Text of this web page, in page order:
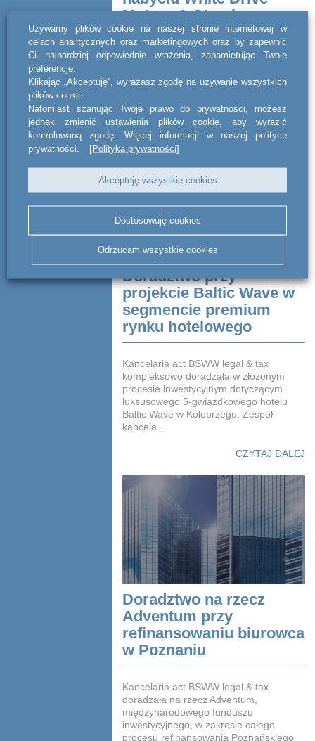
Motors & Steering
act BSWW legal & tax doradzała
Drive Motors & Steering sp. z o.o.
(dawniej: Danfoss Power Solutions sp. z
o.o.) – polskiej spółki będącej...
CZYTAJ DALEJ
Doradztwo przy
projekcie Baltic Wave w
segmencie premium
rynku hotelowego
Kancelaria act BSWW legal & tax
kompleksowo doradzała w złożonym
procesie inwestycyjnym dotyczącym
luksusowego 5-gwiazdkowego hotelu
Baltic Wave w Kołobrzegu. Zespół
kancela...
CZYTAJ DALEJ
Doradztwo na rzecz
Adventum przy
refinansowaniu biurowca
w Poznaniu
Kancelaria act BSWW legal & tax
doradzała na rzecz Adventum,
międzynarodowego funduszu
inwestycyjnego, w zakresie całego
procesu refinansowania Poznańskiego
Używamy plików cookie na naszej stronie internetowej w
celach analitycznych oraz marketingowych oraz by zapewnić
Ci najbardziej odpowiednie wrażenia, zapamiętując Twoje
preferencje.
Klikając „Akceptuję”, wyrażasz zgodę na używanie wszystkich
plików cookie.
Natomiast szanując Twoje prawo do prywatności, możesz
jednak zmienić ustawienia plików cookie, aby wyrazić
kontrolowaną zgodę. Więcej informacji w naszej polityce
prywatności.
[Polityka prywatności]
Akceptuję wszystkie cookies
Dostosowuję cookies
Odrzucam wszystkie cookies